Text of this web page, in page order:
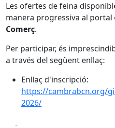
Les ofertes de feina
manera progressiva al portal
Comerç.
Per participar, és
a través del següent enllaç:
Enllaç d'inscripció:
https://cambrabcn.org/
2026/